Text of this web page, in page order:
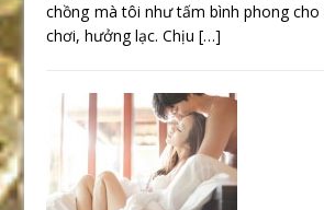
chồng mà tôi như tấm bình phong
chơi, hưởng lạc. Chịu[…]